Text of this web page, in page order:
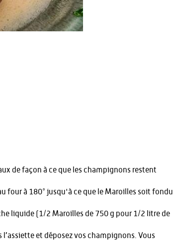
de façon à ce que les champignons restent
four à 180° jusqu'à ce que le Maroilles soit fondu
liquide (1/2 Maroilles de 750 g pour 1/2 litre de
et déposez vos champignons. Vous